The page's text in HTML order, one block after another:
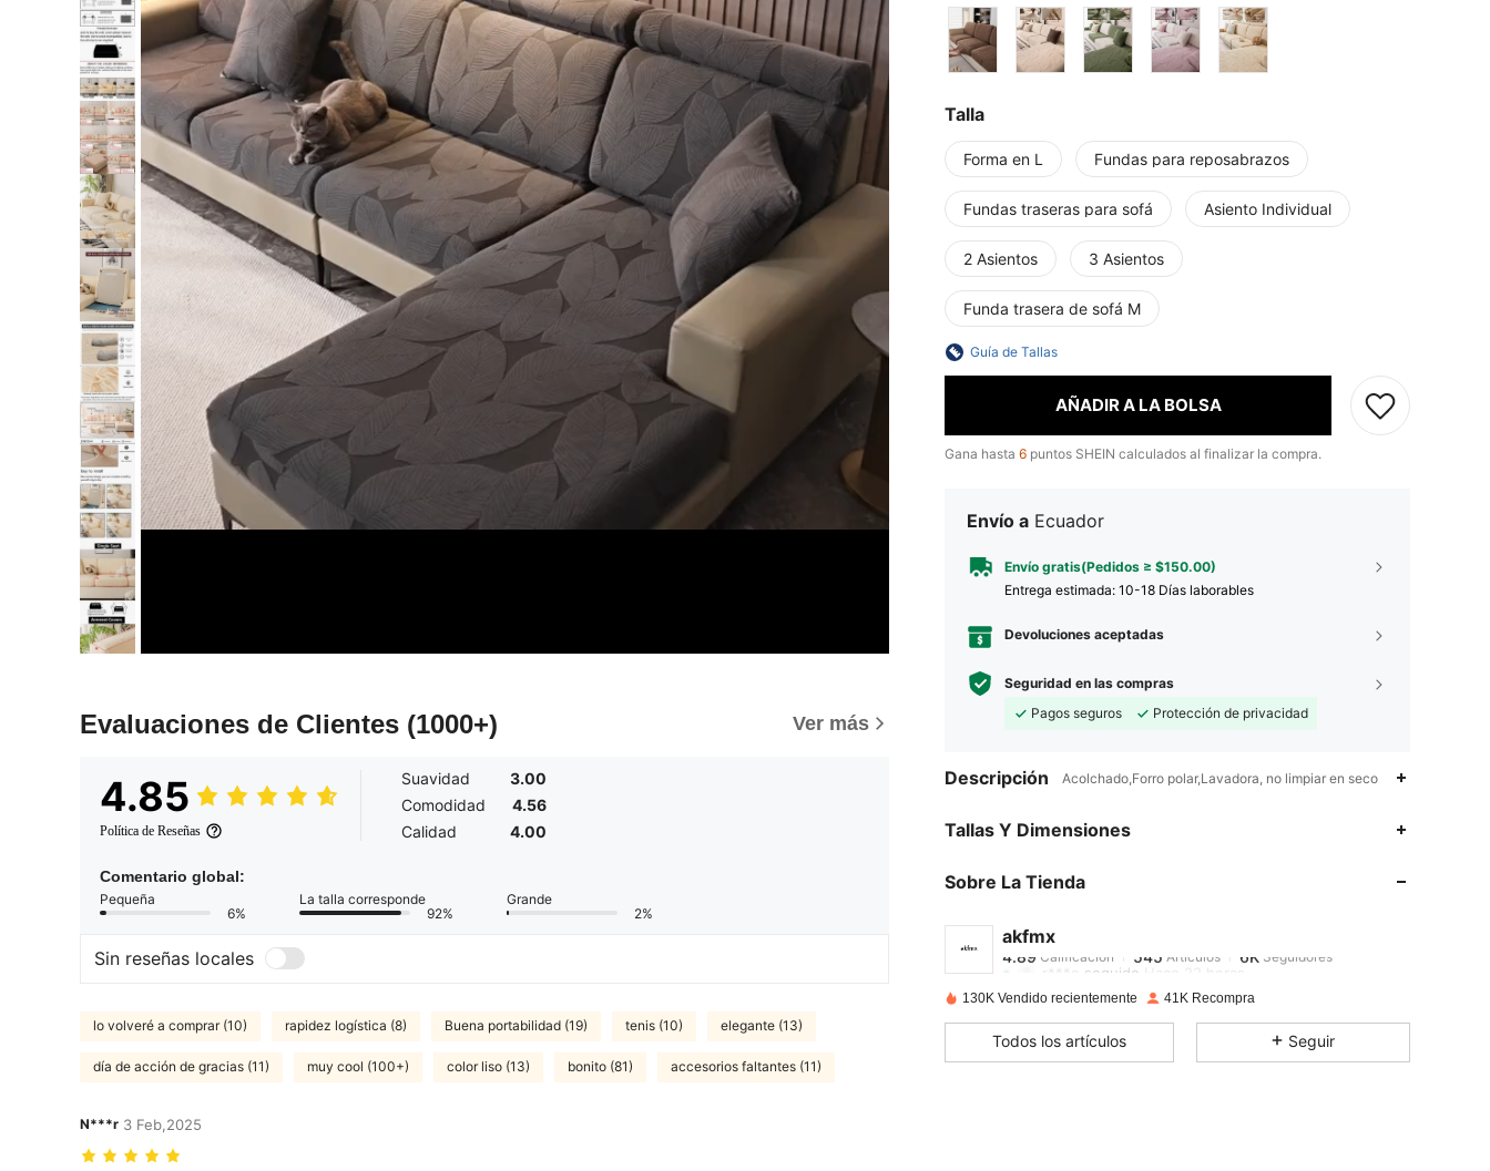
Evaluaciones de Clientes (1000+) Ver más
4.85
Política de Reseñas
Suavidad
3.00
Comodidad
4.56
Calidad
4.00
Comentario global:
Pequeña
6%
La talla corresponde
92%
Grande
2%
Sin reseñas locales
lo volveré a comprar (10) rapidez logística (8) Buena portabilidad (19) tenis (10) elegante (13)
día de acción de gracias (11) muy cool (100+) color liso (13) bonito (81) accesorios faltantes (11)
N***r 3 Feb,2025
Talla
Forma en L Fundas para reposabrazos
Fundas traseras para sofá Asiento Individual
2 Asientos 3 Asientos
Funda trasera de sofá M
Guía de Tallas
AÑADIR A LA BOLSA
Gana hasta 6 puntos SHEIN calculados al finalizar la compra.
Envío a Ecuador
Envío gratis(Pedidos ≥ $150.00)
Entrega estimada: 10-18 Días laborables
Devoluciones aceptadas
Seguridad en las compras
Pagos seguros
Protección de privacidad
Descripción Acolchado,Forro polar,Lavadora, no limpiar en seco
Tallas Y Dimensiones
Sobre La Tienda
akfmx
4.89
4.89
r***oseguidoHace 22 horas
4.89
130K Vendido recientemente 41K Recompra
Todos los artículos Seguir